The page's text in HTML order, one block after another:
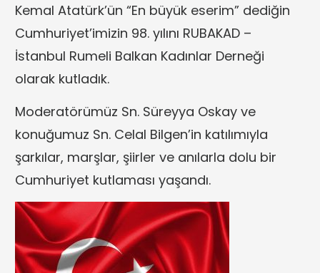
Kemal Atatürk’ün “En büyük eserim” dediğin
Cumhuriyet’imizin 98. yılını RUBAKAD –
İstanbul Rumeli Balkan Kadınlar Derneği
olarak kutladık.
Moderatörümüz Sn. Süreyya Oskay ve
konuğumuz Sn. Celal Bilgen’in katılımıyla
şarkılar, marşlar, şiirler ve anılarla dolu bir
Cumhuriyet kutlaması yaşandı.